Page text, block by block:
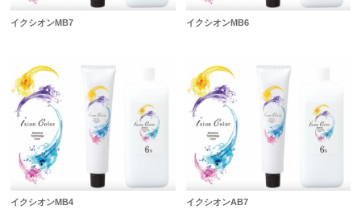
イクシオンMB7 イクシオンMB6
イクシオンMB4 イクシオンAB7